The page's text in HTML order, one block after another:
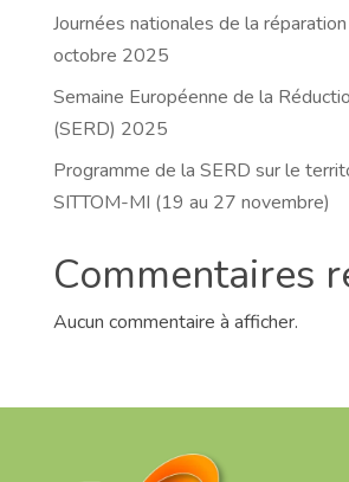
Journées nationales de la
octobre 2025
Semaine Européenne de la
(SERD) 2025
Programme de la SERD sur le
SITTOM-MI (19 au 27 novembre)
Commentaires
Aucun commentaire à afficher.